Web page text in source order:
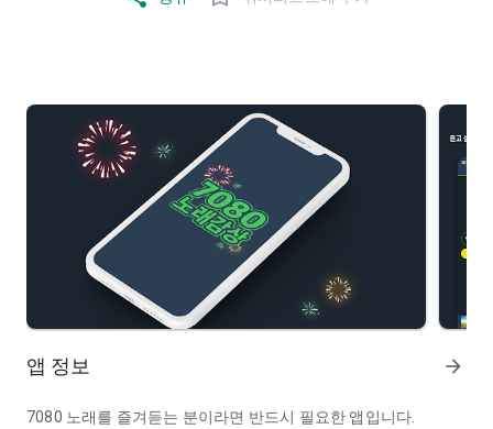
앱 정보 arrow_forward
7080 노래를 즐겨듣는 분이라면 반드시 필요한 앱입니다.